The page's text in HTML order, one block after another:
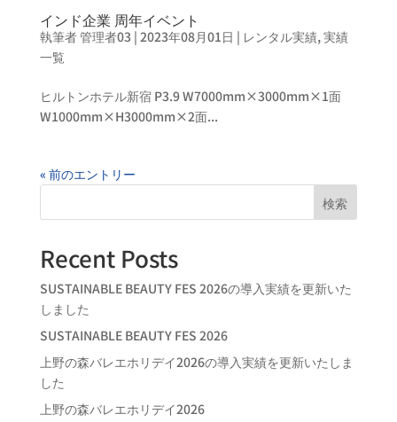
インド企業 周年イベント
執筆者管理者03| 2023年08月01日 | レンタル実績, 実績
一覧
ヒルトンホテル新宿 P3.9 W7000mm×3000mm×1面
W1000mm×H3000mm×2面...
« 前のエントリー
検索
Recent Posts
SUSTAINABLE BEAUTY FES 2026の導入実績を更新いた
しました
SUSTAINABLE BEAUTY FES 2026
上野の森バレエホリデイ2026の導入実績を更新いたしま
した
上野の森バレエホリデイ2026